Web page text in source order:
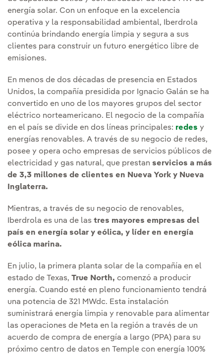
energía solar. Con un enfoque en la excelencia
operativa y la responsabilidad ambiental, Iberdrola
continúa brindando energía limpia y segura a sus
clientes para construir un futuro energético libre de
emisiones.
En menos de dos décadas de presencia en Estados
Unidos, la compañía presidida por Ignacio Galán se ha
convertido en uno de los mayores grupos del sector
eléctrico norteamericano. El negocio de la compañía
en el país se divide en dos líneas principales: redes y
energías renovables. A través de su negocio de redes,
posee y opera ocho empresas de servicios públicos de
electricidad y gas natural, que prestan servicios a más
de 3,3 millones de clientes en Nueva York y Nueva
Inglaterra.
Mientras, a través de su negocio de renovables,
Iberdrola es una de las tres mayores empresas del
país en energía solar y eólica, y líder en energía
eólica marina.
En julio, la primera planta solar de la compañía en el
estado de Texas, True North, comenzó a producir
energía. Cuando esté en pleno funcionamiento tendrá
una potencia de 321 MWdc. Esta instalación
suministrará energía limpia y renovable para alimentar
las operaciones de Meta en la región a través de un
acuerdo de compra de energía a largo (PPA) para su
próximo centro de datos en Temple con energía 100%